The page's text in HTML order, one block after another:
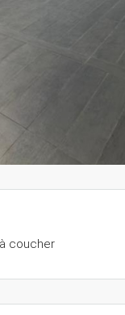
coucher